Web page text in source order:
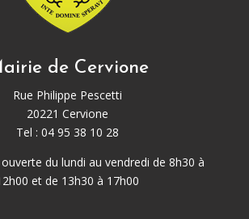
de Cervione
Rue Philippe Pescetti
20221 Cervione
Tel : 04 95 38 10 28
du lundi au vendredi de 8h30 à
et de 13h30 à 17h00